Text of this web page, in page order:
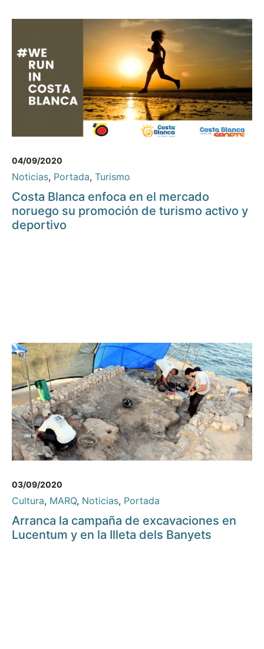
04/09/2020
Noticias, Portada, Turismo
Costa Blanca enfoca en el mercado
noruego su promoción de turismo activo y
deportivo
03/09/2020
Cultura, MARQ, Noticias, Portada
Arranca la campaña de excavaciones en
Lucentum y en la Illeta dels Banyets